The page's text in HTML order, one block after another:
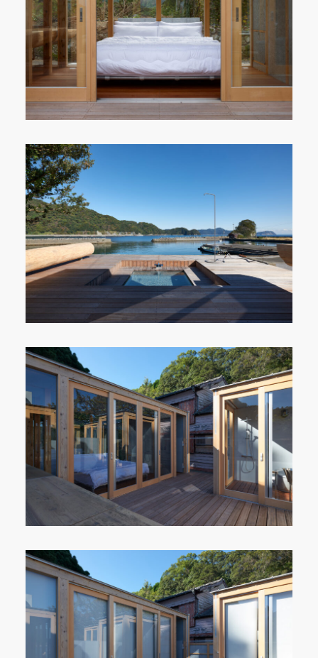
PERMA IKUSA
IROA LUTEN
TOP CONCEPT
CONTACT PRIVACY POLICY